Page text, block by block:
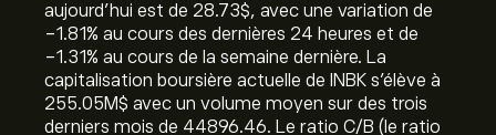
aujourd'hui est de 28.73‎$‎, avec une variation de
‎-1.81‎% au cours des dernières 24 heures et de
‎-1.31‎% au cours de la semaine dernière. La
capitalisation boursière actuelle de INBK s'élève à
255.05M‎$‎ avec un volume moyen sur des trois
derniers mois de 44896.46. Le ratio C/B (le ratio